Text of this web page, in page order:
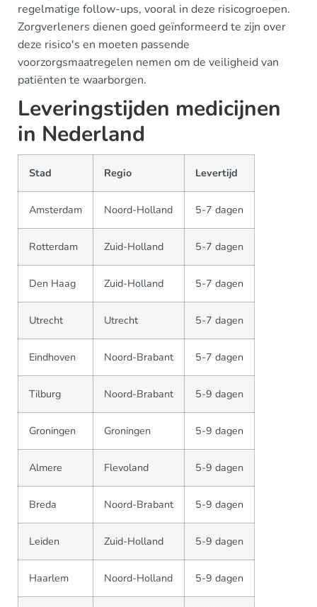
regelmatige follow-ups, vooral in deze risicogroepen.
Zorgverleners dienen goed geïnformeerd te zijn over
deze risico's en moeten passende
voorzorgsmaatregelen nemen om de veiligheid van
patiënten te waarborgen.
Leveringstijden medicijnen
in Nederland
Stad Regio Levertijd
Amsterdam Noord-Holland 5-7 dagen
Rotterdam Zuid-Holland 5-7 dagen
Den Haag Zuid-Holland 5-7 dagen
Utrecht Utrecht 5-7 dagen
Eindhoven Noord-Brabant 5-7 dagen
Tilburg Noord-Brabant 5-9 dagen
Groningen Groningen 5-9 dagen
Almere Flevoland 5-9 dagen
Breda Noord-Brabant 5-9 dagen
Leiden Zuid-Holland 5-9 dagen
Haarlem Noord-Holland 5-9 dagen